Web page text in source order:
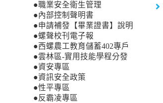
●職業安全衛生管理
●內部控制聲明書
●申請補發【畢業證書】說明
●螺聲校刊電子報
●西螺農工教育儲蓄402專戶
●雲林區-實用技能學程分發
●資安專區
●資訊安全政策
●性平專區
●反霸凌專區